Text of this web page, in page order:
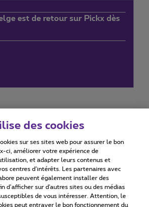
est de retour sur Pickx dès
Accessibility statement
2026 Proximus
des cookies
sur ses sites web pour assurer le bon
ci, améliorer votre expérience de
et adapter leurs contenus et
centres d’intérêts. Les partenaires avec
peuvent également installer des
d’afficher sur d'autres sites ou des médias
de vous intéresser. Attention, le
peut entraver le bon fonctionnement du